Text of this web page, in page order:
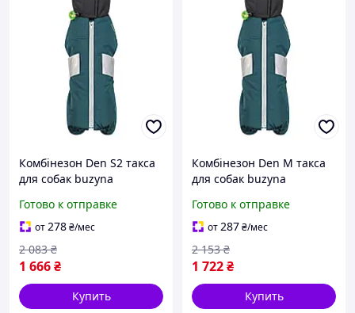
Комбінезон Den S2 такса
для собак buzyna
Готово к отправке
от278₴/мес
1 666₴
2 083 ₴
Купить
Комбінезон Den М такса
для собак buzyna
Готово к отправке
от287₴/мес
1 722₴
2 153 ₴
Купить